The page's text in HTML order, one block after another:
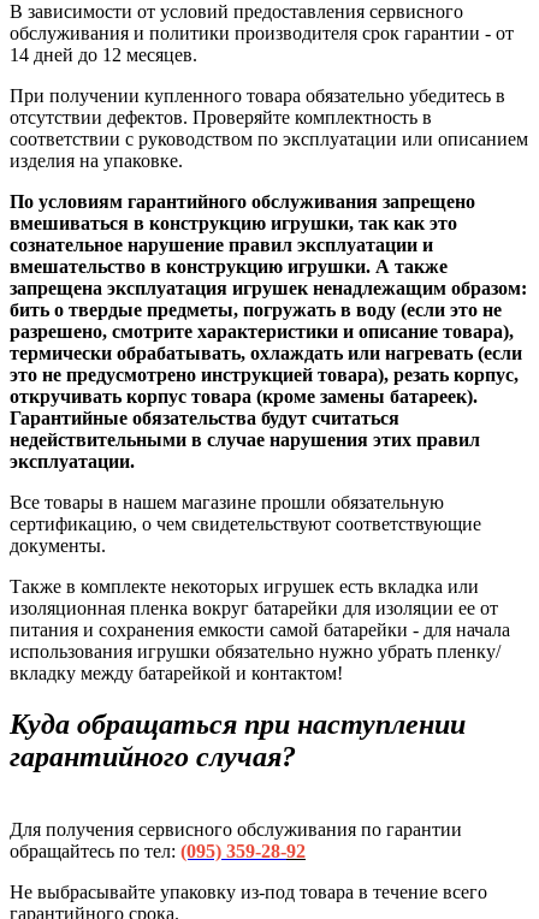
В зависимости от условий предоставления сервисного
обслуживания и политики производителя срок гарантии - от
14 дней до 12 месяцев.
При получении купленного товара обязательно убедитесь в
отсутствии дефектов. Проверяйте комплектность в
соответствии с руководством по эксплуатации или описанием
изделия на упаковке.
По условиям гарантийного обслуживания запрещено
вмешиваться в конструкцию игрушки, так как это
сознательное нарушение правил эксплуатации и
вмешательство в конструкцию игрушки. А также
запрещена эксплуатация игрушек ненадлежащим образом:
бить о твердые предметы, погружать в воду (если это не
разрешено, смотрите характеристики и описание товара),
термически обрабатывать, охлаждать или нагревать (если
это не предусмотрено инструкцией товара), резать корпус,
откручивать корпус товара (кроме замены батареек).
Гарантийные обязательства будут считаться
недействительными в случае нарушения этих правил
эксплуатации.
Все товары в нашем магазине прошли обязательную
сертификацию, о чем свидетельствуют соответствующие
документы.
Также в комплекте некоторых игрушек есть вкладка или
изоляционная пленка вокруг батарейки для изоляции ее от
питания и сохранения емкости самой батарейки - для начала
использования игрушки обязательно нужно убрать пленку/
вкладку между батарейкой и контактом!
Куда обращаться при наступлении
гарантийного случая?
Для получения сервисного обслуживания по гарантии
обращайтесь по тел: (095) 359-28-92
Не выбрасывайте упаковку из-под товара в течение всего
гарантийного срока.